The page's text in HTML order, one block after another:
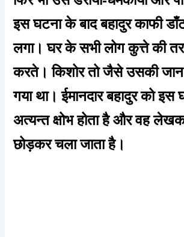
इस घटना के बाद बहादुर काफी
लगा। घर के सभी लोग कुत्ते की
करते। किशोर तो जैसे उसकी
गया था। ईमानदार बहादुर को इस
अत्यन्त क्षोभ होता है और वह
छोड़कर चला जाता है।